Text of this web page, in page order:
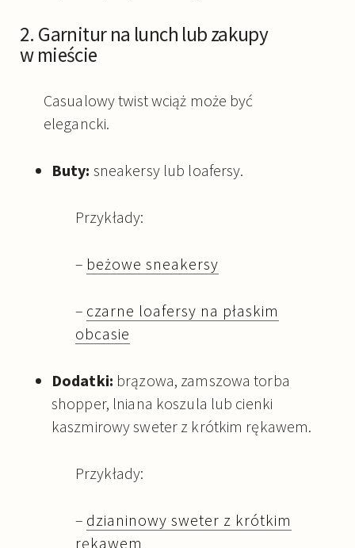
2. Garnitur na lunch lub zakupy
w mieście
Casualowy twist wciąż może być
elegancki.
Buty: sneakersy lub loafersy.
Przykłady:
– beżowe sneakersy
– czarne loafersy na płaskim
obcasie
Dodatki: brązowa, zamszowa torba
shopper, lniana koszula lub cienki
kaszmirowy sweter z krótkim rękawem.
Przykłady:
– dzianinowy sweter z krótkim
rękawem